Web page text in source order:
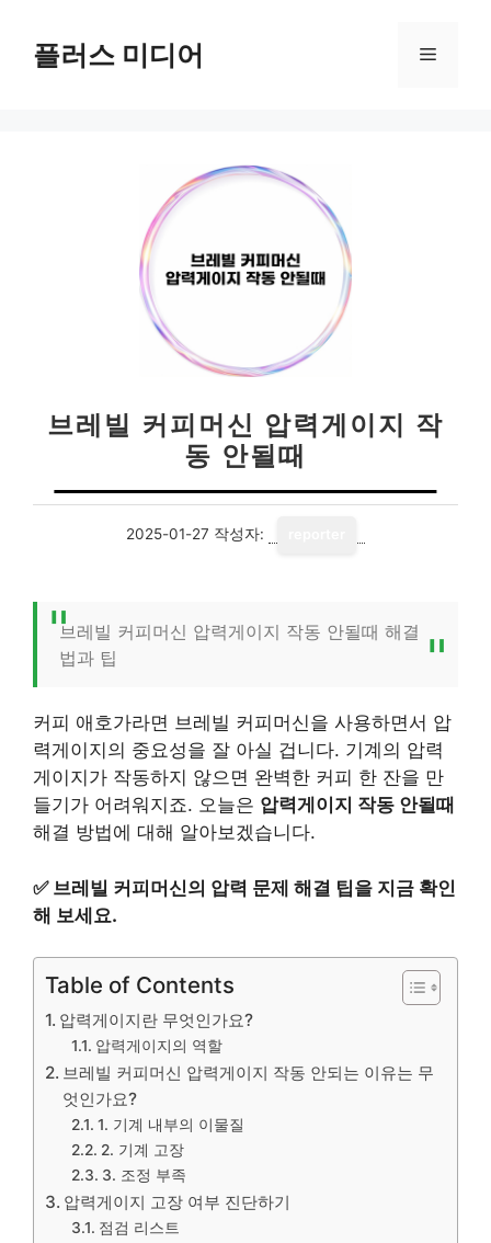
플러스 미디어 메
브레빌 커피머신 압력게이지 작
동 안될때
2025-01-27 작성자:
브레빌 커피머신 압력게이지 작동 안될때 해결
법과 팁
커피 애호가라면 브레빌 커피머신을 사용하면서 압
력게이지의 중요성을 잘 아실 겁니다. 기계의 압력
게이지가 작동하지 않으면 완벽한 커피 한 잔을 만
들기가 어려워지죠. 오늘은 압력게이지 작동 안될때
해결 방법에 대해 알아보겠습니다.
✅ 브레빌 커피머신의 압력 문제 해결 팁을 지금 확인
해 보세요.
Table of Contents
압력게이지란 무엇인가요?
압력게이지의 역할
브레빌 커피머신 압력게이지 작동 안되는 이유는 무
엇인가요?
1. 기계 내부의 이물질
2. 기계 고장
3. 조정 부족
압력게이지 고장 여부 진단하기
점검 리스트